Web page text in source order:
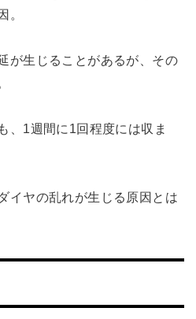
。
が生じることがあるが、その
、1週間に1回程度には収ま
イヤの乱れが生じる原因とは